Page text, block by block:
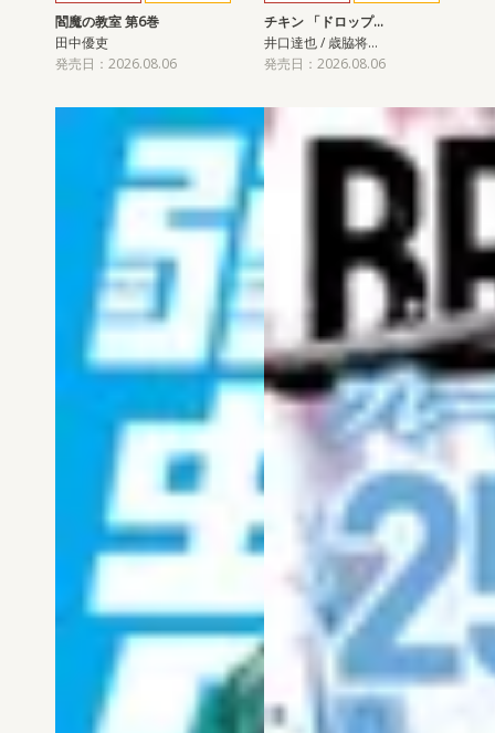
閻魔の教室 第6巻
田中優吏
発売日：2026.08.06
チキン 「ドロップ…
井口達也 / 歳脇将…
発売日：2026.08.06